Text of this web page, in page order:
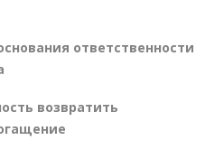
ответственности
возвратить